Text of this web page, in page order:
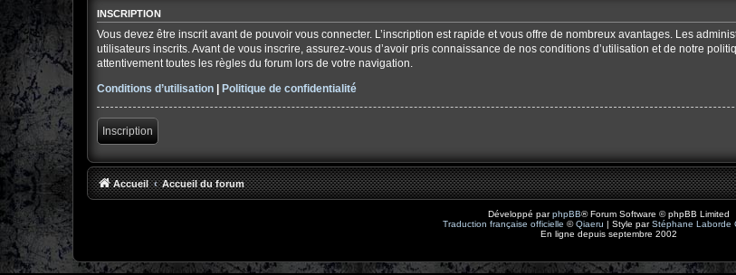
INSCRIPTION
Vous devez être inscrit avant de pouvoir vous connecter. L’inscription est rapide et vous offre de nombreux avantages. Les
utilisateurs inscrits. Avant de vous inscrire, assurez-vous d’avoir pris connaissance de nos conditions d’utilisation et de notre
attentivement toutes les règles du forum lors de votre navigation.
Conditions d’utilisation
Politique de confidentialité
Inscription
Accueil Accueil du forum
Développé parphpBB® Forum Software © phpBB Limited
Traduction française officielle ©Qiaeru | Style parStéphane Laborde
En ligne depuis septembre 2002